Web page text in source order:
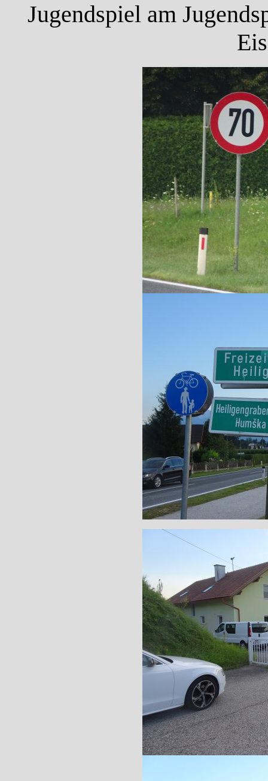
Jugendspiel am